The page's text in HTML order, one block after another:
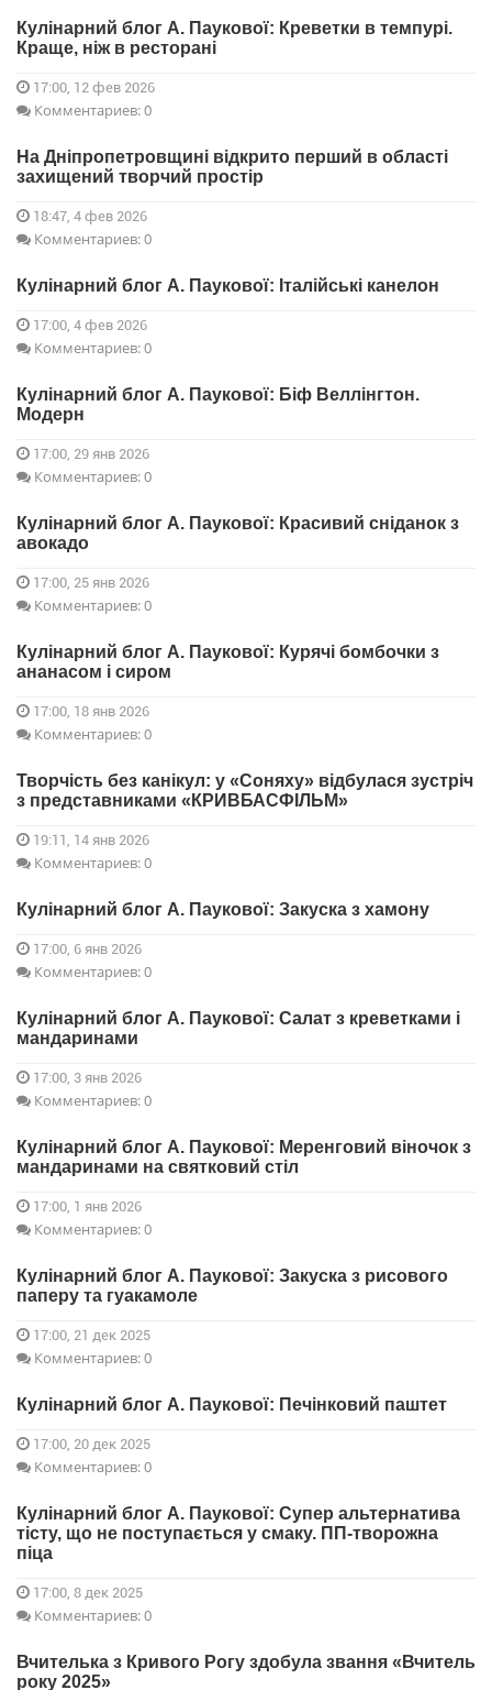
Кулінарний блог А. Паукової: Креветки в темпурі.
Краще, ніж в ресторані
17:00, 12 фев 2026
Комментариев: 0
На Дніпропетровщині відкрито перший в області
захищений творчий простір
18:47, 4 фев 2026
Комментариев: 0
Кулінарний блог А. Паукової: Італійські канелон
17:00, 4 фев 2026
Комментариев: 0
Кулінарний блог А. Паукової: Біф Веллінгтон.
Модерн
17:00, 29 янв 2026
Комментариев: 0
Кулінарний блог А. Паукової: Красивий сніданок з
авокадо
17:00, 25 янв 2026
Комментариев: 0
Кулінарний блог А. Паукової: Курячі бомбочки з
ананасом і сиром
17:00, 18 янв 2026
Комментариев: 0
Творчість без канікул: у «Соняху» відбулася зустріч
з представниками «КРИВБАСФІЛЬМ»
19:11, 14 янв 2026
Комментариев: 0
Кулінарний блог А. Паукової: Закуска з хамону
17:00, 6 янв 2026
Комментариев: 0
Кулінарний блог А. Паукової: Салат з креветками і
мандаринами
17:00, 3 янв 2026
Комментариев: 0
Кулінарний блог А. Паукової: Меренговий віночок з
мандаринами на святковий стіл
17:00, 1 янв 2026
Комментариев: 0
Кулінарний блог А. Паукової: Закуска з рисового
паперу та гуакамоле
17:00, 21 дек 2025
Комментариев: 0
Кулінарний блог А. Паукової: Печінковий паштет
17:00, 20 дек 2025
Комментариев: 0
Кулінарний блог А. Паукової: Супер альтернатива
тісту, що не поступається у смаку. ПП-творожна
піца
17:00, 8 дек 2025
Комментариев: 0
Вчителька з Кривого Рогу здобула звання «Вчитель
року 2025»